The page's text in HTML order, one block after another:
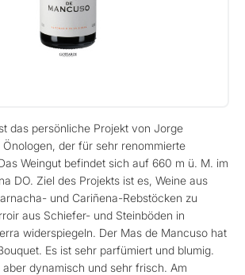
das persönliche Projekt von Jorge
der für sehr renommierte
Weingut befindet sich auf 660 m ü. M. im
DO. Ziel des Projekts ist es, Weine aus
und Cariñena-Rebstöcken zu
aus Schiefer- und Steinböden in
widerspiegeln. Der Mas de Mancuso hat
Es ist sehr parfümiert und blumig.
aber dynamisch und sehr frisch. Am